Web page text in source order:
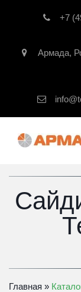
+7
Армада,
Главная »